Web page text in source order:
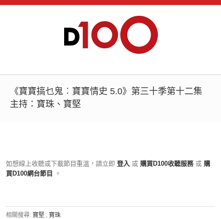
《寶寶搞乜鬼︰寶寶情史 5.0》第三十季第十二集
主持：寶珠、寶堅
如想線上收聽或下載節目重溫，請立即 登入 或 購買D100收聽服務 或 購
買D100網台節目
。
相關搜尋: 寶堅 , 寶珠